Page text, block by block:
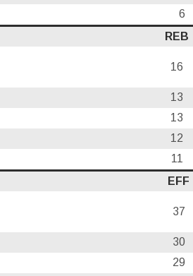
6
REB
16
13
13
12
11
EFF
37
30
29